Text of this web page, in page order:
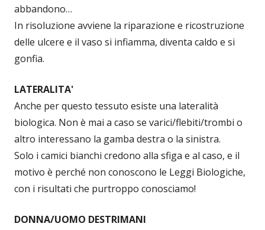
abbandono…
In risoluzione avviene la riparazione e ricostruzione
delle ulcere e il vaso si infiamma, diventa caldo e si
gonfia.
LATERALITA'
Anche per questo tessuto esiste una lateralità
biologica. Non è mai a caso se varici/flebiti/trombi o
altro interessano la gamba destra o la sinistra.
Solo i camici bianchi credono alla sfiga e al caso, e il
motivo è perché non conoscono le Leggi Biologiche,
con i risultati che purtroppo conosciamo!
DONNA/UOMO DESTRIMANI